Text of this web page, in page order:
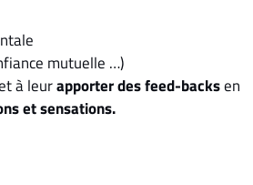
mutuelle …)
à leurapporter des feed-backsen
et sensations.